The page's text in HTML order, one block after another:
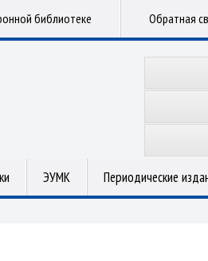
библиотеке Обратная
ЭУМК Периодические